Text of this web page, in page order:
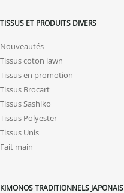
TISSUS ET PRODUITS DIVERS
Nouveautés
Tissus coton lawn
Tissus en promotion
Tissus Brocart
Tissus Sashiko
Tissus Polyester
Tissus Unis
Fait main
KIMONOS TRADITIONNELS JAPONAIS